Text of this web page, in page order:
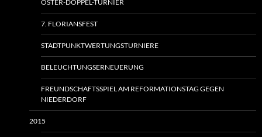
OSTER-DOPPEL-TURNIER
7. FLORIANSFEST
STADTPUNKTWERTUNGSTURNIERE
BELEUCHTUNGSERNEUERUNG
FREUNDSCHAFTSSPIEL AM REFORMATIONSTAG GEGEN
NIEDERDORF
2015